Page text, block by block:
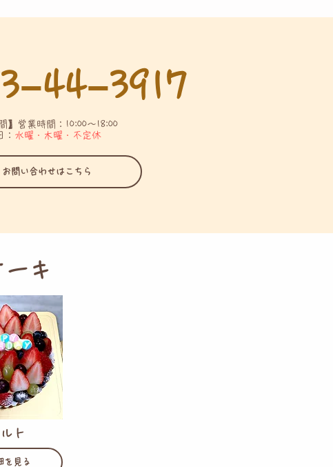
】営業時間：10:00〜18:00
： 水曜・木曜・不定休
お問い合わせはこちら
キ
ト
を見る